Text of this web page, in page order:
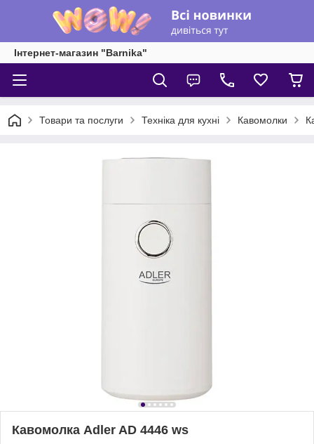
Інтернет-магазин "Barnika"
Товари та послуги Техніка для кухні Кавомолки
Кавомолка Adler AD 4446 ws